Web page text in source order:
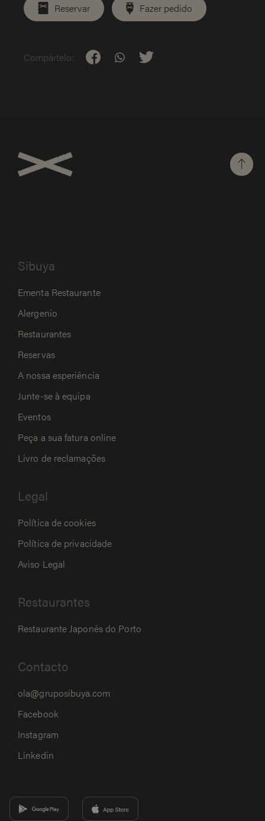
Compártelo:
Reservar Fazer pedido
Sibuya
Ementa Restaurante
Alergenio
Restaurantes
Reservas
A nossa esperiência
Junte-se à equipa
Eventos
Peça a sua fatura online
Livro de reclamações
Legal
Política de cookies
Política de privacidade
Aviso Legal
Restaurantes
Restaurante Japonês do Porto
Contacto
ola@gruposibuya.com
Facebook
Instagram
Linkedin